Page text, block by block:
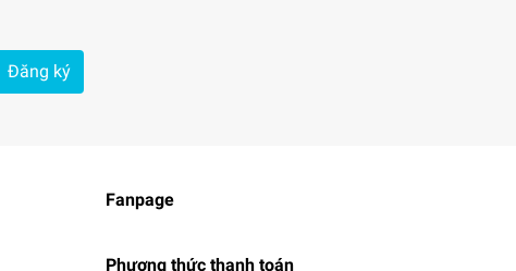
Đăng ký
Fanpage
Phương thức thanh toán